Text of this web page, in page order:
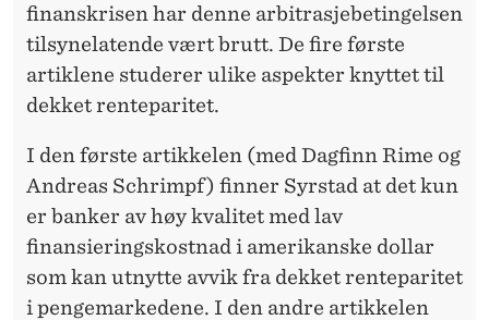
finanskrisen har denne arbitrasjebetingelsen
tilsynelatende vært brutt. De fire første
artiklene studerer ulike aspekter knyttet til
dekket renteparitet.
I den første artikkelen (med Dagfinn Rime og
Andreas Schrimpf) finner Syrstad at det kun
er banker av høy kvalitet med lav
finansieringskostnad i amerikanske dollar
som kan utnytte avvik fra dekket renteparitet
i pengemarkedene. I den andre artikkelen